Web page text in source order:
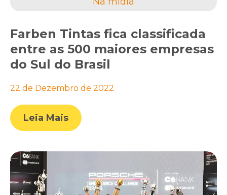
Farben Tintas fica classificada
entre as 500 maiores empresas
do Sul do Brasil
22 de Dezembro de 2022
Leia Mais